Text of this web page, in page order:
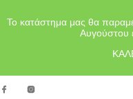
Το κατάστημα μας θα
Αυγούστου